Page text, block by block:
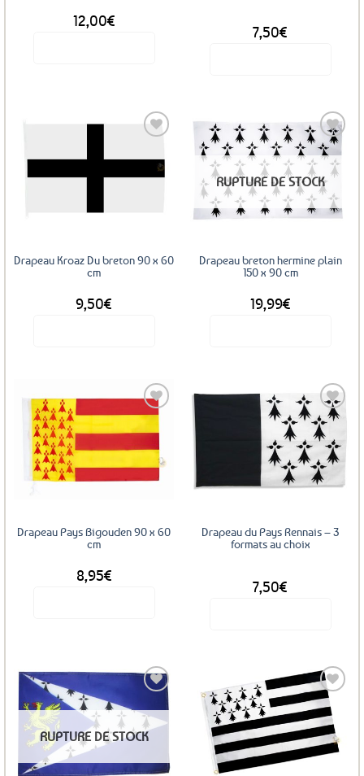
12,00€
7,50€
plusieurs
variations.
options
peuvent
être
sur
Ajouter
Drapeau Kroaz Du breton 90 x 60
cm
9,50€
Ajouter
aux
favoris
RUPTURE DE STOCK
Drapeau breton hermine plain
150 x 90 cm
19,99€
Ajouter
aux
favoris
Drapeau Pays Bigouden 90 x 60
cm
8,95€
Ajouter
aux
favoris
Drapeau du Pays Rennais – 3
formats au choix
7,50€
plusieurs
variations.
options
peuvent
Ajouter
aux
RUPTURE DE STOCK
Ajouter
aux
favoris